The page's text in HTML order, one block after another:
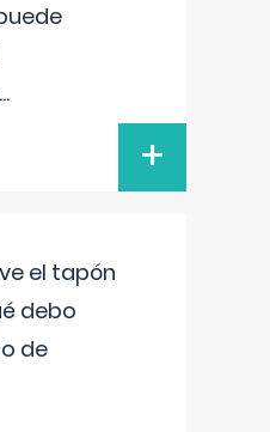
...
+
el tapón
debo
de